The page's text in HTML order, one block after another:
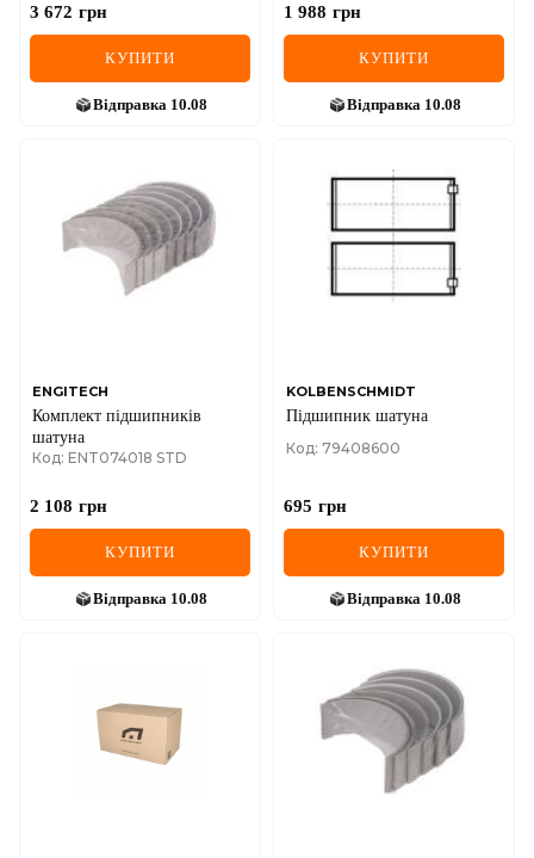
3 672 грн
КУПИТИ
Відправка 10.08
1 988 грн
КУПИТИ
Відправка 10.08
ENGITECH
Комплект підшипників
шатуна
Код: ENT074018 STD
2 108 грн
КУПИТИ
Відправка 10.08
KOLBENSCHMIDT
Підшипник шатуна
Код: 79408600
695 грн
КУПИТИ
Відправка 10.08